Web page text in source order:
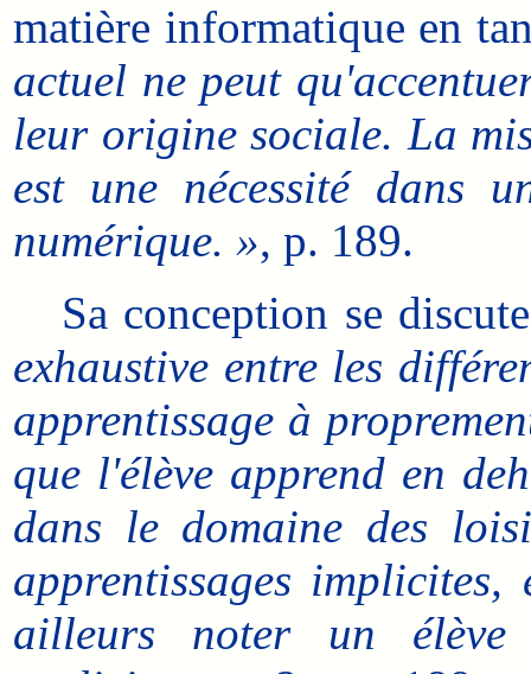
matière informatique en
actuel ne peut
leur origine sociale. La
est une nécessité dans
numérique. », p. 189.
Sa conception se
exhaustive entre les
apprentissage à
que l'élève apprend en
dans le domaine des
apprentissages
ailleurs noter un élève